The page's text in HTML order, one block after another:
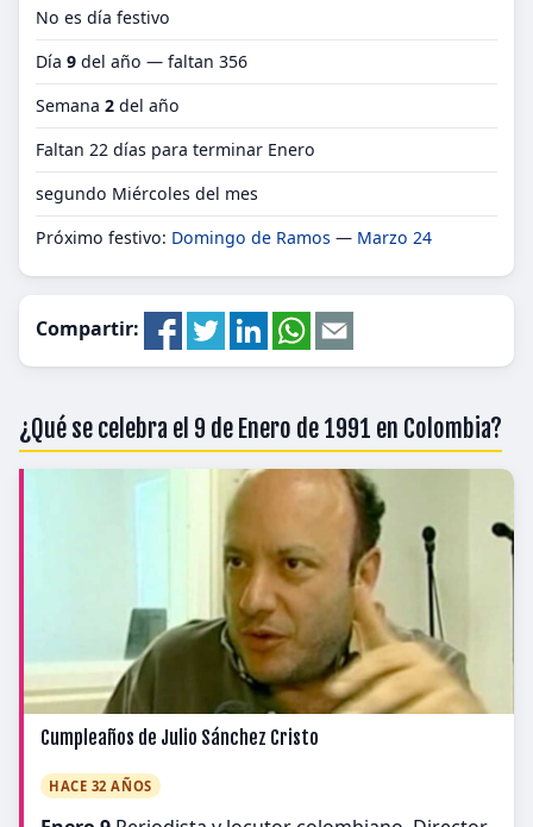
No es día festivo
Día 9 del año — faltan 356
Semana 2 del año
Faltan 22 días para terminar Enero
segundo Miércoles del mes
Próximo festivo: Domingo de Ramos — Marzo 24
Compartir:
¿Qué se celebra el 9 de Enero de 1991 en Colombia?
Cumpleaños de Julio Sánchez Cristo
HACE 32 AÑOS